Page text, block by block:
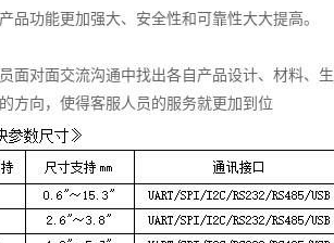
品功能更加强大、安全性和可靠性大大提高。
面对面交流沟通中找出各自产品设计、材料、
方向，使得客服人员的服务就更加到位